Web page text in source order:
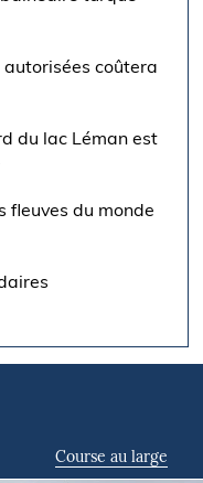
autorisées coûtera
du lac Léman est
fleuves du monde
Course au large